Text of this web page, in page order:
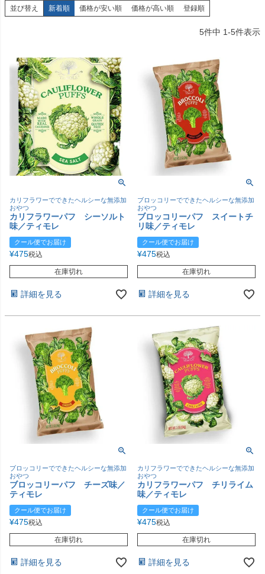
並び替え 新着順 価格が安い順 価格が高い順 登録順
5件中 1-5件表示
カリフラワーでできたヘルシーな無添加
おやつ
カリフラワーパフ シーソルト
味／ティモレ
クール便でお届け
¥475税込
在庫切れ
詳細を見る
ブロッコリーでできたヘルシーな無添加
おやつ
ブロッコリーパフ スイートチ
リ味／ティモレ
クール便でお届け
¥475税込
在庫切れ
詳細を見る
ブロッコリーでできたヘルシーな無添加
おやつ
ブロッコリーパフ チーズ味／
ティモレ
クール便でお届け
¥475税込
在庫切れ
詳細を見る
カリフラワーでできたヘルシーな無添加
おやつ
カリフラワーパフ チリライム
味／ティモレ
クール便でお届け
¥475税込
在庫切れ
詳細を見る